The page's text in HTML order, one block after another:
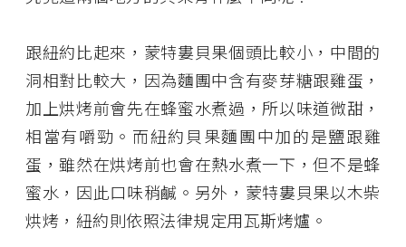
跟紐約比起來，蒙特婁貝果個頭比較小，中間的
洞相對比較大，因為麵團中含有麥芽糖跟雞蛋，
加上烘烤前會先在蜂蜜水煮過，所以味道微甜，
相當有嚼勁。而紐約貝果麵團中加的是鹽跟雞
蛋，雖然在烘烤前也會在熱水煮一下，但不是蜂
蜜水，因此口味稍鹹。另外，蒙特婁貝果以木柴
烘烤，紐約則依照法律規定用瓦斯烤爐。